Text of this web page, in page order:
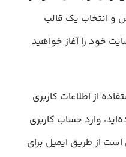
و انتخاب یک قالب
خود را آغاز خواهید
از اطلاعات کاربری
وارد حساب کاربری
از طریق ایمیل برای